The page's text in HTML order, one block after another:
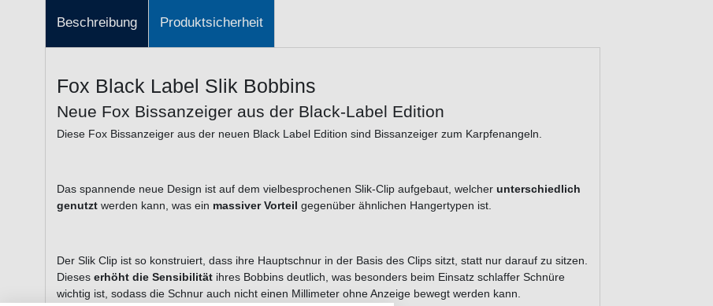
Beschreibung Produktsicherheit
Fox Black Label Slik Bobbins
Neue Fox Bissanzeiger aus der Black-Label Edition
Diese Fox Bissanzeiger aus der neuen Black Label Edition sind Bissanzeiger zum Karpfenangeln.
Das spannende neue Design ist auf dem vielbesprochenen Slik-Clip aufgebaut, welcher unterschiedlich
genutzt werden kann, was ein massiver Vorteil gegenüber ähnlichen Hangertypen ist.
Der Slik Clip ist so konstruiert, dass ihre Hauptschnur in der Basis des Clips sitzt, statt nur darauf zu sitzen.
Dieses erhöht die Sensibilität ihres Bobbins deutlich, was besonders beim Einsatz schlaffer Schnüre
wichtig ist, sodass die Schnur auch nicht einen Millimeter ohne Anzeige bewegt werden kann.